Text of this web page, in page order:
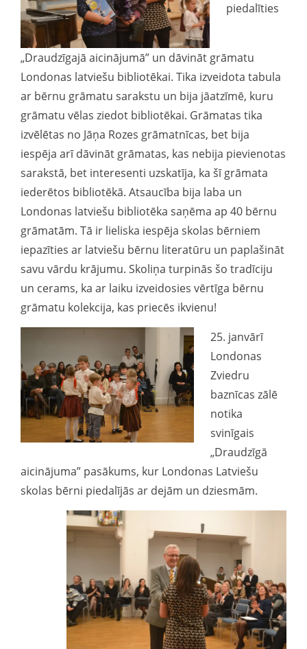
piedalīties
„Draudzīgajā aicinājumā” un dāvināt grāmatu
Londonas latviešu bibliotēkai. Tika izveidota tabula
ar bērnu grāmatu sarakstu un bija jāatzīmē, kuru
grāmatu vēlas ziedot bibliotēkai. Grāmatas tika
izvēlētas no Jāņa Rozes grāmatnīcas, bet bija
iespēja arī dāvināt grāmatas, kas nebija pievienotas
sarakstā, bet interesenti uzskatīja, ka šī grāmata
iederētos bibliotēkā. Atsaucība bija laba un
Londonas latviešu bibliotēka saņēma ap 40 bērnu
grāmatām. Tā ir lieliska iespēja skolas bērniem
iepazīties ar latviešu bērnu literatūru un paplašināt
savu vārdu krājumu. Skoliņa turpinās šo tradīciju
un cerams, ka ar laiku izveidosies vērtīga bērnu
grāmatu kolekcija, kas priecēs ikvienu!
25. janvārī
Londonas
Zviedru
baznīcas zālē
notika
svinīgais
„Draudzīgā
aicinājuma” pasākums, kur Londonas Latviešu
skolas bērni piedalījās ar dejām un dziesmām.